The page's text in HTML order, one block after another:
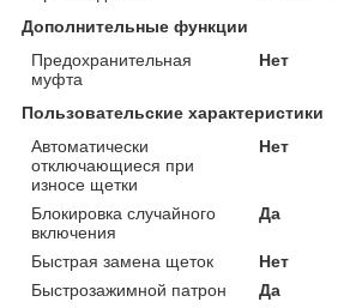
Дополнительные функции
Предохранительная
муфта
Нет
Пользовательские характеристики
Автоматически
отключающиеся при
износе щетки
Нет
Блокировка случайного
включения
Да
Быстрая замена щеток
Нет
Быстрозажимной патрон
Да